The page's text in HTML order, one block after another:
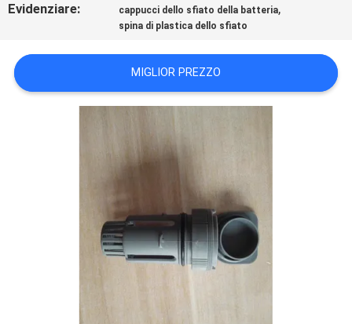
SULLA
Evidenziare: cappucci dello sfiato della batteria,
spina di plastica dello sfiato
MIGLIOR PREZZO